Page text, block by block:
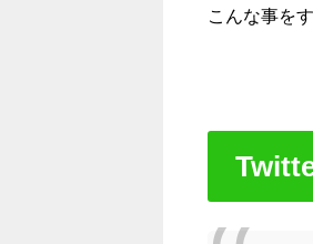
こんな事を